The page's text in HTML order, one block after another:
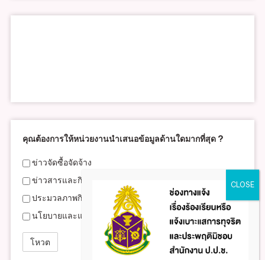
คุณต้องการให้หน่วยงานนำเสนอข้อมูลด้านใดมากที่สุด ?
ข่าวจัดซื้อจัดจ้าง
ข่าวสารและกิจกรรม
ประมวลภาพกิจกรรม
นโยบายและแผนงาน